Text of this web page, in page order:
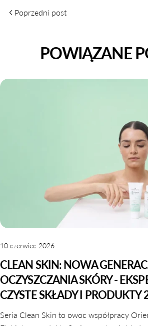
Poprzedni post
POWIĄZANE
10 czerwiec 2026
CLEAN SKIN: NOWA
OCZYSZCZANIA SKÓRY -
CZYSTE SKŁADY I PRODUKTY
Seria Clean Skin to owoc współpracy